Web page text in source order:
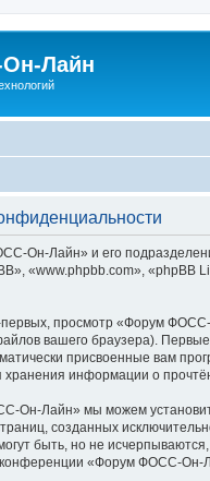
Лайн
Он-Лайн» и его
«www.phpbb.com», «phpBB
просмотр «Форум
вашего браузера).
присвоенные вам
информации о
Он-Лайн» мы можем
созданных
быть, но не
«Форум ФОСС-Он-